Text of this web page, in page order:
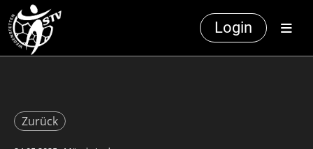
Login
Zurück